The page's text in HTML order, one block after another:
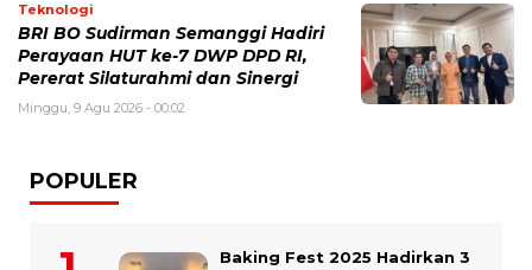
Teknologi
BRI BO Sudirman Semanggi Hadiri
Perayaan HUT ke-7 DWP DPD RI,
Pererat Silaturahmi dan Sinergi
Minggu, 9 Agu 2026 - 00:02
POPULER
Baking Fest 2025 Hadirkan 3